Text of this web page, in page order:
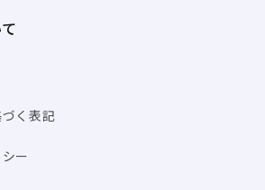
く表記
ー